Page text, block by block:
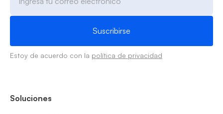
Estoy de acuerdo con la política de privacidad
Soluciones